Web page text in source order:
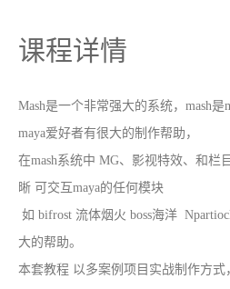
课程详情
Mash是一个非常强大的系统，mash
maya爱好者有很大的制作帮助，
在mash系统中 MG、影视特效、和栏
晰 可交互maya的任何模块
如 bifrost 流体烟火 boss海洋
大的帮助。
本套教程 以多案例项目实战制作方